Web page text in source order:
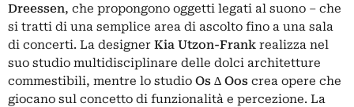
Dreessen, che propongono oggetti legati al suono ‒ che
si tratti di una semplice area di ascolto fino a una sala
di concerti. La designer Kia Utzon-Frank realizza nel
suo studio multidisciplinare delle dolci architetture
commestibili, mentre lo studio Os ∆ Oos crea opere che
giocano sul concetto di funzionalità e percezione. La